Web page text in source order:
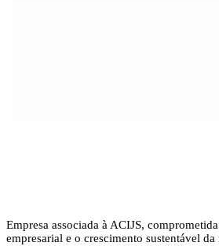
Empresa associada à ACIJS,
empresarial e o crescimento sustentável da